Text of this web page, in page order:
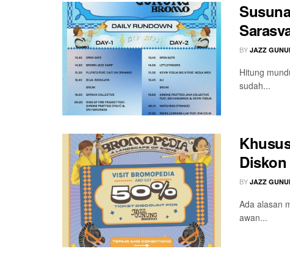
BY JAZZ
Hitung
sudah...
Diskon
BY JAZZ
Ada alasan
awan...